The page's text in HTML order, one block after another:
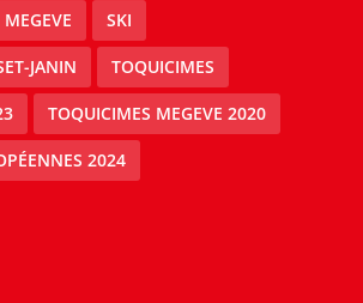
SKI
JANIN TOQUICIMES
TOQUICIMES MEGEVE 2020
2024